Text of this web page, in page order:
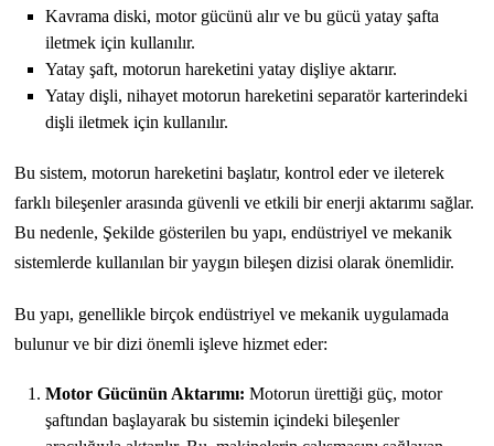
Kavrama diski, motor gücünü alır ve bu gücü yatay şafta
iletmek için kullanılır.
Yatay şaft, motorun hareketini yatay dişliye aktarır.
Yatay dişli, nihayet motorun hareketini separatör karterindeki
dişli iletmek için kullanılır.
Bu sistem, motorun hareketini başlatır, kontrol eder ve ileterek
farklı bileşenler arasında güvenli ve etkili bir enerji aktarımı sağlar.
Bu nedenle, Şekilde gösterilen bu yapı, endüstriyel ve mekanik
sistemlerde kullanılan bir yaygın bileşen dizisi olarak önemlidir.
Bu yapı, genellikle birçok endüstriyel ve mekanik uygulamada
bulunur ve bir dizi önemli işleve hizmet eder:
Motor Gücünün Aktarımı: Motorun ürettiği güç, motor
şaftından başlayarak bu sistemin içindeki bileşenler